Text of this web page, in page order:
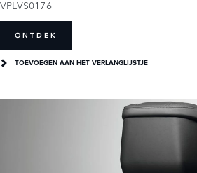
VPLVS0176
ONTDEK
TOEVOEGEN AAN HET VERLANGLIJSTJE